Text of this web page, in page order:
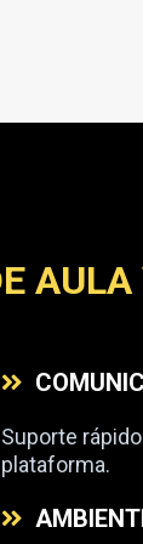
Suporte
plataforma.